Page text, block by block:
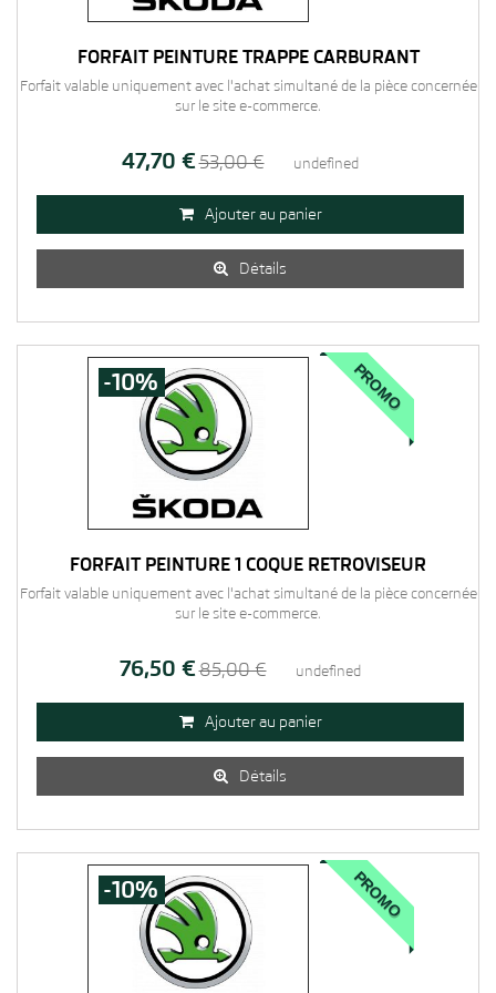
FORFAIT PEINTURE TRAPPE CARBURANT
Forfait valable uniquement avec l'achat simultané de la pièce concernée
sur le site e-commerce.
47,70 €53,00 €
 Ajouter au panier
 Détails
undefined
-10% PROMO
FORFAIT PEINTURE 1 COQUE RETROVISEUR
Forfait valable uniquement avec l'achat simultané de la pièce concernée
sur le site e-commerce.
76,50 €85,00 €
 Ajouter au panier
 Détails
undefined
-10% PROMO